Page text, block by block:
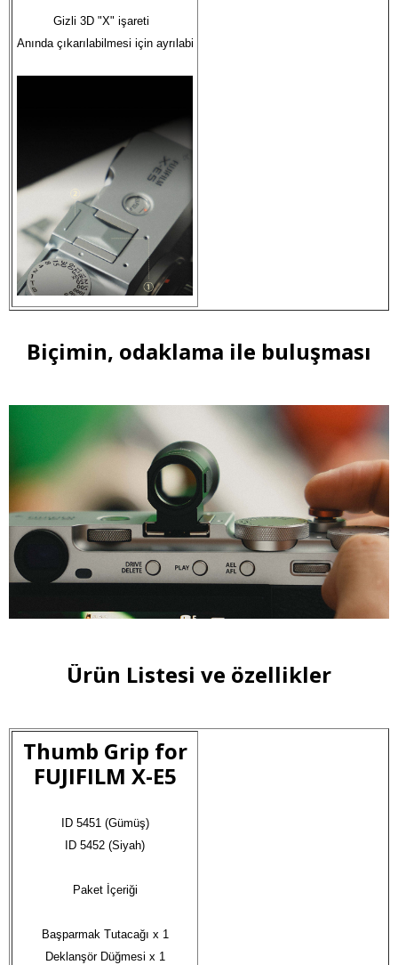
Gizli 3D "X" işareti
Anında çıkarılabilmesi için ayrılabilir yuva
Biçimin, odaklama ile buluşması
Ürün Listesi ve özellikler
Thumb Grip for
FUJIFILM X-E5
ID 5451 (Gümüş)
ID 5452 (Siyah)
Paket İçeriği
Başparmak Tutacağı x 1
Deklanşör Düğmesi x 1